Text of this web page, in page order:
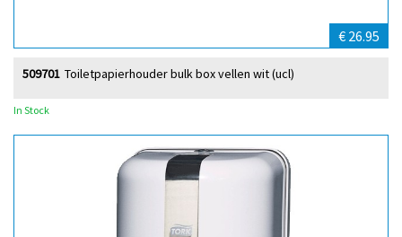
€ 26.95
Toiletpapierhouder bulk box vellen wit (ucl)
509701
In Stock